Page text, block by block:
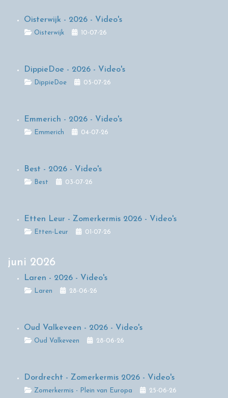
Oisterwijk - 2026 - Video's
DetailsOisterwijk 10-07-26
DippieDoe - 2026 - Video's
DetailsDippieDoe 05-07-26
Emmerich - 2026 - Video's
DetailsEmmerich 04-07-26
Best - 2026 - Video's
Details
Best 03-07-26
Etten Leur - Zomerkermis 2026 - Video's
DetailsEtten-Leur 01-07-26
juni 2026
Laren - 2026 - Video's
Details
Laren 28-06-26
Oud Valkeveen - 2026 - Video's
DetailsOud Valkeveen 28-06-26
Dordrecht - Zomerkermis 2026 - Video's
Details
Zomerkermis - Plein van Europa 25-06-26